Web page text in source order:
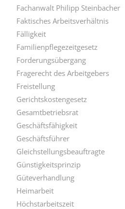
Fachanwalt Philipp Steinbacher
Faktisches Arbeitsverhältnis
Fälligkeit
Familienpflegezeitgesetz
Forderungsübergang
Fragerecht des Arbeitgebers
Freistellung
Gerichtskostengesetz
Gesamtbetriebsrat
Geschäftsfähigkeit
Geschäftsführer
Gleichstellungsbeauftragte
Günstigkeitsprinzip
Güteverhandlung
Heimarbeit
Höchstarbeitszeit